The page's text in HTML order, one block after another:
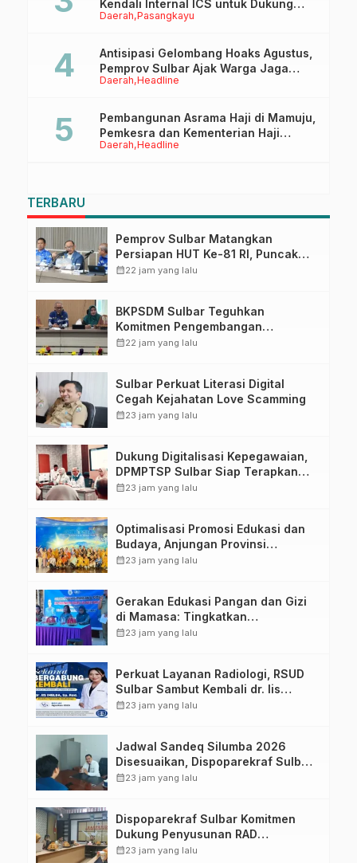
Daerah Pasangkayu
Kendali Internal ICS untuk Dukung
Sertifikasi ISPO Pekebun di
Daerah Headline
Antisipasi Gelombang Hoaks Agustus,
Pemprov Sulbar Ajak Warga Jaga
Ruang Digital
Daerah Headline
Pembangunan Asrama Haji di Mamuju,
Pemkesra dan Kementerian Haji
Sulbar Tinjau Lokasi
TERBARU
Pemprov Sulbar Matangkan
Persiapan HUT Ke-81 RI, Puncak
Upacara di Lapangan Ahmad
calendar_month22 jam yang lalu
BKPSDM Sulbar Teguhkan
Komitmen Pengembangan
Kompetensi ASN melalui
calendar_month22 jam yang lalu
Sulbar Perkuat Literasi Digital
Cegah Kejahatan Love Scamming
calendar_month23 jam yang lalu
Dukung Digitalisasi Kepegawaian,
DPMPTSP Sulbar Siap Terapkan
Aplikasi FLEKSI ASN
calendar_month23 jam yang lalu
Optimalisasi Promosi Edukasi dan
Budaya, Anjungan Provinsi
Sulawesi Barat Perkuat Kolaborasi
calendar_month23 jam yang lalu
Gerakan Edukasi Pangan dan Gizi
di Mamasa: Tingkatkan
Pengetahuan dan Keterampilan
calendar_month23 jam yang lalu
Perkuat Layanan Radiologi, RSUD
Sulbar Sambut Kembali dr. Iis
Imelda, Sp.Rad
calendar_month23 jam yang lalu
Jadwal Sandeq Silumba 2026
Disesuaikan, Dispoparekraf Sulbar
Pastikan Persiapan Tetap
calendar_month23 jam yang lalu
Dispoparekraf Sulbar Komitmen
Dukung Penyusunan RAD
TPB/SDGs Sulawesi Barat
calendar_month23 jam yang lalu